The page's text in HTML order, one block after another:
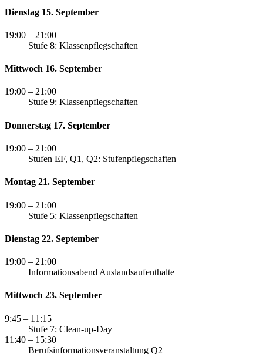
Dienstag 15. September
19:00 – 21:00
Stufe 8: Klassenpflegschaften
Mittwoch 16. September
19:00 – 21:00
Stufe 9: Klassenpflegschaften
Donnerstag 17. September
19:00 – 21:00
Stufen EF, Q1, Q2: Stufenpflegschaften
Montag 21. September
19:00 – 21:00
Stufe 5: Klassenpflegschaften
Dienstag 22. September
19:00 – 21:00
Informationsabend Auslandsaufenthalte
Mittwoch 23. September
9:45 – 11:15
Stufe 7: Clean-up-Day
11:40 – 15:30
Berufsinformationsveranstaltung Q2